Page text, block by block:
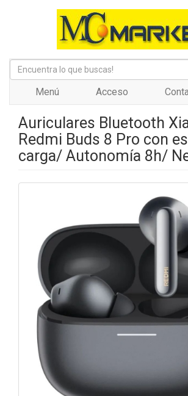
Menú Acceso
Auriculares Bluetooth
Redmi Buds 8 Pro con
carga/ Autonomía 8h/